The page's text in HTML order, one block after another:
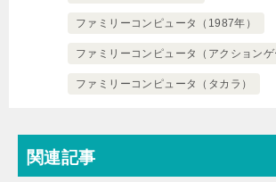
ファミリーコンピュータ（1987年）
ファミリーコンピュータ（アクションゲ
ファミリーコンピュータ（タカラ）
関連記事